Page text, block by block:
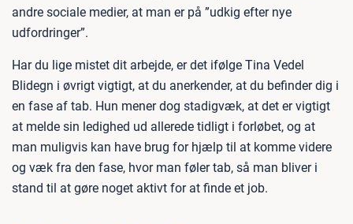
andre sociale medier, at man er på ”udkig efter nye
udfordringer”.
Har du lige mistet dit arbejde, er det ifølge Tina Vedel
Blidegn i øvrigt vigtigt, at du anerkender, at du befinder dig i
en fase af tab. Hun mener dog stadigvæk, at det er vigtigt
at melde sin ledighed ud allerede tidligt i forløbet, og at
man muligvis kan have brug for hjælp til at komme videre
og væk fra den fase, hvor man føler tab, så man bliver i
stand til at gøre noget aktivt for at finde et job.